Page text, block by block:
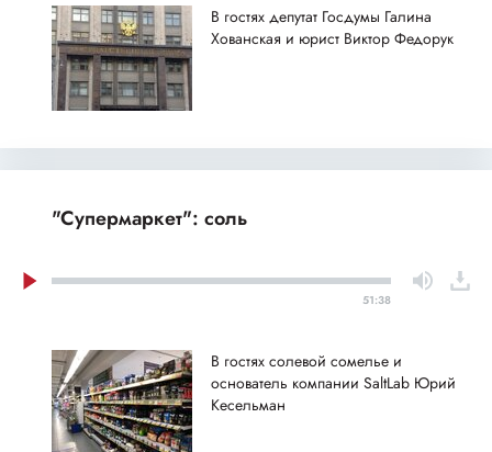
В гостях депутат Госдумы Галина
Хованская и юрист Виктор Федорук
"Супермаркет": соль
51:38
В гостях солевой сомелье и
основатель компании SaltLab Юрий
Кесельман